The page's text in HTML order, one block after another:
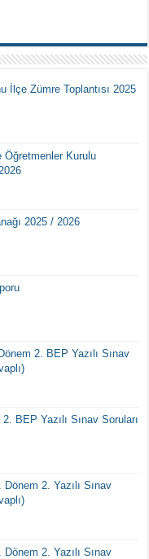
İlçe Zümre Toplantısı 2025
Öğretmenler Kurulu
2025 / 2026
2. BEP Yazılı Sınav
BEP Yazılı Sınav Soruları
2. Yazılı Sınav
2. Yazılı Sınav